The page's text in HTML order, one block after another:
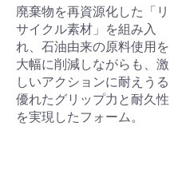
廃棄物を再資源化した「リ
サイクル素材」を組み入
れ、石油由来の原料使用を
大幅に削減しながらも、激
しいアクションに耐えうる
優れたグリップ力と耐久性
を実現したフォーム。